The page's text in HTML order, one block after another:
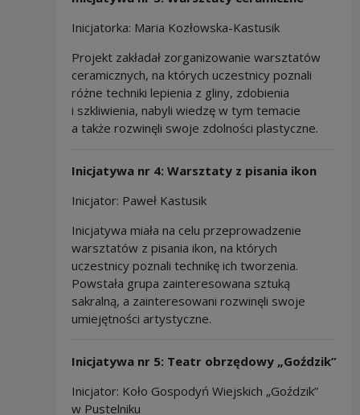
Inicjatorka: Maria Kozłowska-Kastusik
Projekt zakładał zorganizowanie warsztatów
ceramicznych, na których uczestnicy poznali
różne techniki lepienia z gliny, zdobienia
i szkliwienia, nabyli wiedzę w tym temacie
a także rozwinęli swoje zdolności plastyczne.
Inicjatywa nr 4: Warsztaty z pisania ikon
Inicjator: Paweł Kastusik
Inicjatywa miała na celu przeprowadzenie
warsztatów z pisania ikon, na których
uczestnicy poznali technikę ich tworzenia.
Powstała grupa zainteresowana sztuką
sakralną, a zainteresowani rozwinęli swoje
umiejętności artystyczne.
Inicjatywa nr 5: Teatr obrzędowy „Goździk”
Inicjator: Koło Gospodyń Wiejskich „Goździk”
w Pustelniku